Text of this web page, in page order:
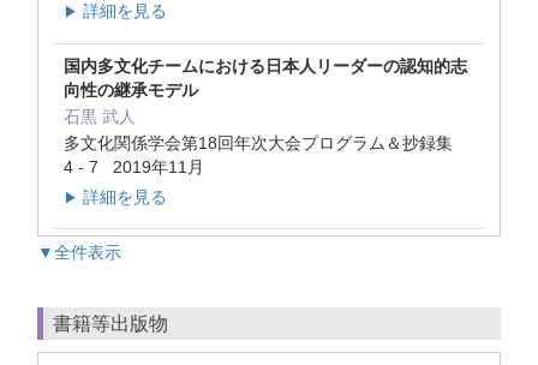
▶ 詳細を見る
国内多文化チームにおける日本人リーダーの認知的志
向性の継承モデル
石黒 武人
多文化関係学会第18回年次大会プログラム＆抄録集
4 - 7 2019年11月
▶ 詳細を見る
▼全件表示
書籍等出版物